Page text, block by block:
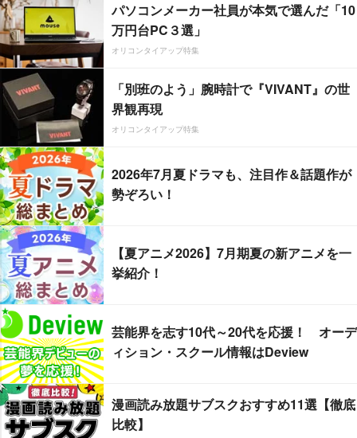
パソコンメーカー社員が本気で選んだ「10
万円台PC３選」
オリコンタイアップ特集
「別班のよう」腕時計で『VIVANT』の世
界観再現
オリコンタイアップ特集
2026年7月夏ドラマも、注目作＆話題作が
勢ぞろい！
【夏アニメ2026】7月期夏の新アニメを一
挙紹介！
芸能界を志す10代～20代を応援！ オーデ
ィション・スクール情報はDeview
漫画読み放題サブスクおすすめ11選【徹底
比較】